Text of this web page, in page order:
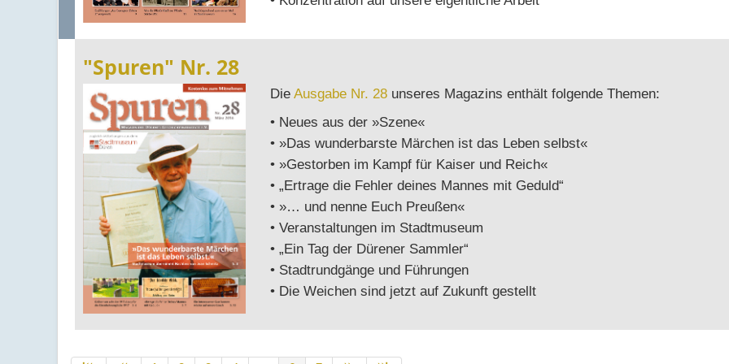
"Spuren" Nr. 28
Die Ausgabe Nr. 28 unseres Magazins enthält folgende Themen:
• Neues aus der »Szene«
• »Das wunderbarste Märchen ist das Leben selbst«
• »Gestorben im Kampf für Kaiser und Reich«
• „Ertrage die Fehler deines Mannes mit Geduld“
• »… und nenne Euch Preußen«
• Veranstaltungen im Stadtmuseum
• „Ein Tag der Dürener Sammler“
• Stadtrundgänge und Führungen
• Die Weichen sind jetzt auf Zukunft gestellt